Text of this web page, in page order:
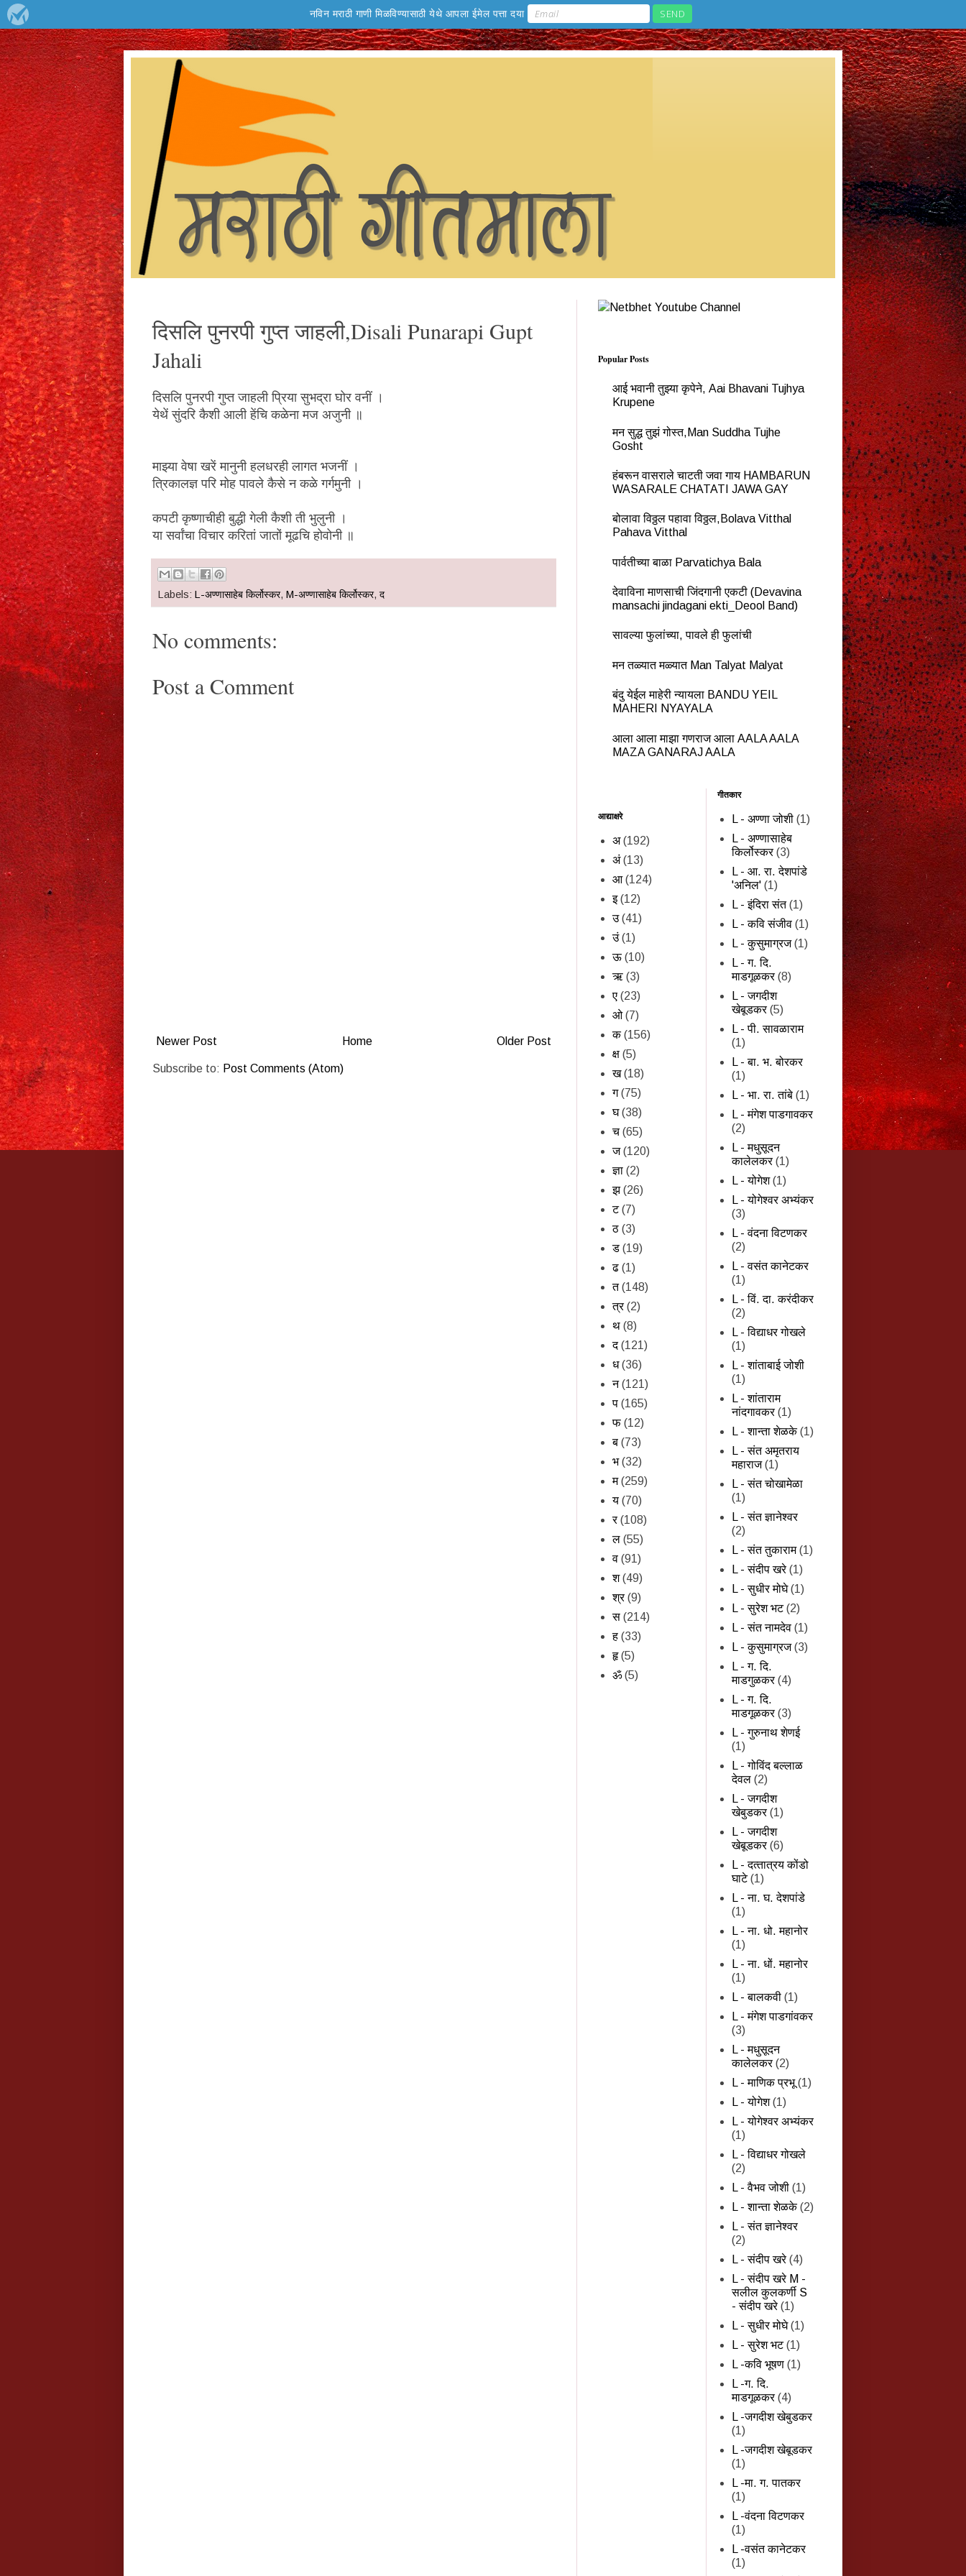
दिसलि पुनरपी गुप्त जाहली,Disali Punarapi Gupt
Jahali
दिसलि पुनरपी गुप्त जाहली प्रिया सुभद्रा घोर वनीं ।
येथें सुंदरि कैशी आली हेंचि कळेना मज अजुनी ॥
माझ्या वेषा खरें मानुनी हलधरही लागत भजनीं ।
त्रिकालज्ञ परि मोह पावले कैसे न कळे गर्गमुनी ।
कपटी कृष्णाचीही बुद्धी गेली कैशी ती भुलुनी ।
या सर्वांचा विचार करितां जातों मूढचि होवोनी ॥
Labels: L-अण्णासाहेब किर्लोस्कर, M-अण्णासाहेब किर्लोस्कर, द
No comments:
Post a Comment
Newer Post Older Post
Home
Subscribe to: Post Comments (Atom)
Popular Posts
आई भवानी तुझ्या कृपेने, Aai Bhavani Tujhya
Krupene
मन सुद्ध तुझं गोस्त,Man Suddha Tujhe
Gosht
हंबरून वासराले चाटती जवा गाय HAMBARUN
WASARALE CHATATI JAWA GAY
बोलावा विठ्ठल पहावा विठ्ठल,Bolava Vitthal
Pahava Vitthal
पार्वतीच्या बाळा Parvatichya Bala
देवाविना माणसाची जिंदगानी एकटी (Devavina
mansachi jindagani ekti_Deool Band)
सावल्या फुलांच्या, पावले ही फुलांची
मन तळ्यात मळ्यात Man Talyat Malyat
बंदु येईल माहेरी न्यायला BANDU YEIL
MAHERI NYAYALA
आला आला माझा गणराज आला AALA AALA
MAZA GANARAJ AALA
आद्याक्षरे
अ (192)
अं (13)
आ (124)
इ (12)
उ (41)
उं (1)
ऊ (10)
ऋ (3)
ए (23)
ओ (7)
क (156)
क्ष (5)
ख (18)
ग (75)
घ (38)
च (65)
ज (120)
ज्ञा (2)
झ (26)
ट (7)
ठ (3)
ड (19)
ढ (1)
त (148)
त्र (2)
थ (8)
द (121)
ध (36)
न (121)
प (165)
फ (12)
ब (73)
भ (32)
म (259)
य (70)
र (108)
ल (55)
व (91)
श (49)
श्र (9)
स (214)
ह (33)
हृ (5)
ॐ (5)
गीतकार
L - अण्णा जोशी (1)
L - अण्णासाहेब
किर्लोस्कर (3)
L - आ. रा. देशपांडे
'अनिल' (1)
L - इंदिरा संत (1)
L - कवि संजीव (1)
L - कुसुमाग्रज (1)
L - ग. दि.
माडगूळकर (8)
L - जगदीश
खेबूडकर (5)
L - पी. सावळाराम
(1)
L - बा. भ. बोरकर
(1)
L - भा. रा. तांबे (1)
L - मंगेश पाडगावकर
(2)
L - मधुसूदन
कालेलकर (1)
L - योगेश (1)
L - योगेश्वर अभ्यंकर
(3)
L - वंदना विटणकर
(2)
L - वसंत कानेटकर
(1)
L - विं. दा. करंदीकर
(2)
L - विद्याधर गोखले
(1)
L - शांताबाई जोशी
(1)
L - शांताराम
नांदगावकर (1)
L - शान्‍ता शेळके (1)
L - संत अमृतराय
महाराज (1)
L - संत चोखामेळा
(1)
L - संत ज्ञानेश्वर
(2)
L - संत तुकाराम (1)
L - संदीप खरे (1)
L - सुधीर मोघे (1)
L - सुरेश भट (2)
L - संत नामदेव (1)
L - कुसुमाग्रज (3)
L - ग. दि.
माडगुळकर (4)
L - ग. दि.
माडगूळकर (3)
L - गुरुनाथ शेणई
(1)
L - गोविंद बल्लाळ
देवल (2)
L - जगदीश
खेबुडकर (1)
L - जगदीश
खेबूडकर (6)
L - दत्‍तात्रय कोंडो
घाटे (1)
L - ना. घ. देशपांडे
(1)
L - ना. धो. महानोर
(1)
L - ना. धों. महानोर
(1)
L - बालकवी (1)
L - मंगेश पाडगांवकर
(3)
L - मधुसूदन
कालेलकर (2)
L - माणिक प्रभू (1)
L - योगेश (1)
L - योगेश्वर अभ्यंकर
(1)
L - विद्याधर गोखले
(2)
L - वैभव जोशी (1)
L - शान्‍ता शेळके (2)
L - संत ज्ञानेश्वर
(2)
L - संदीप खरे (4)
L - संदीप खरे M -
सलील कुलकर्णी S
- संदीप खरे (1)
L - सुधीर मोघे (1)
L - सुरेश भट (1)
L -कवि भूषण (1)
L -ग. दि.
माडगूळकर (4)
L -जगदीश खेबुडकर
(1)
L -जगदीश खेबूडकर
(1)
L -मा. ग. पातकर
(1)
L -वंदना विटणकर
(1)
L -वसंत कानेटकर
(1)